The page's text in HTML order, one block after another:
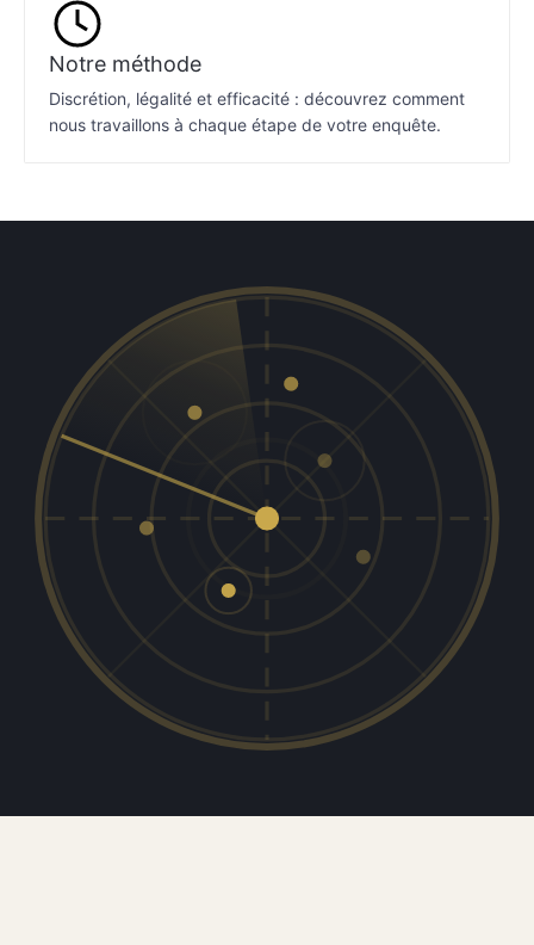
Notre méthode
Discrétion, légalité et efficacité : découvrez comment
nous travaillons à chaque étape de votre enquête.